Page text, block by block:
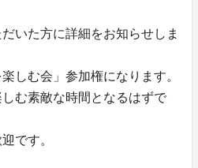
いた方に詳細をお知らせしま
しむ会」参加権になります。
む素敵な時間となるはずで
です。